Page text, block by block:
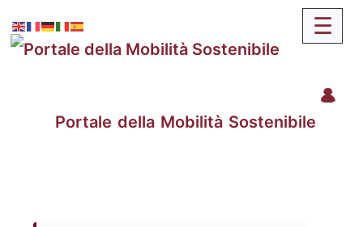
Portale della Mobilità Sostenibile